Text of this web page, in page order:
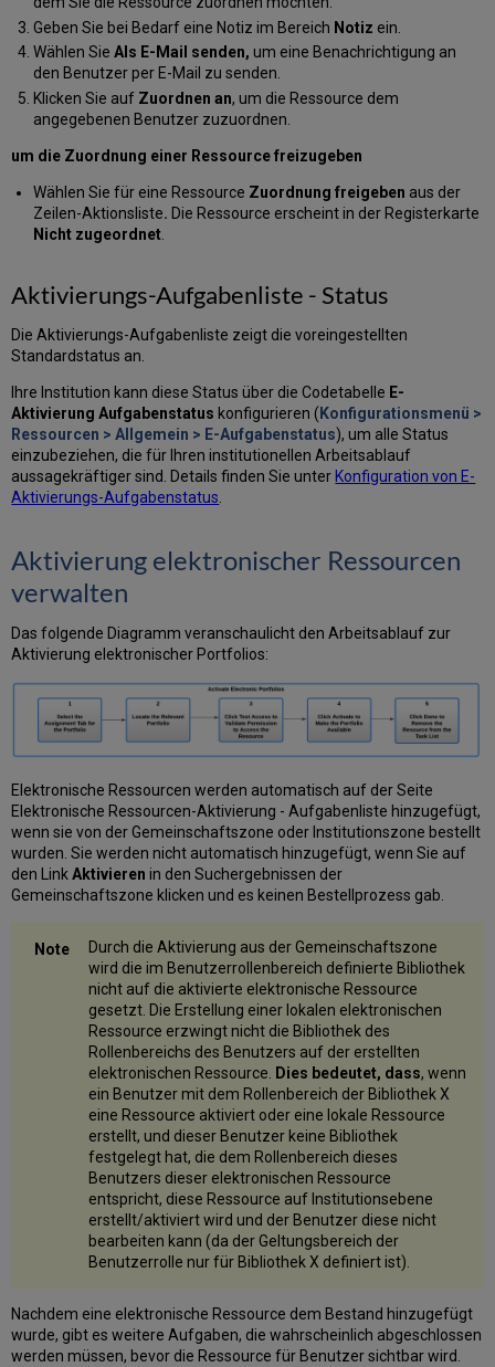
Geben Sie bei Bedarf eine Notiz im Bereich Notiz ein.
Wählen Sie Als E-Mail senden, um eine Benachrichtigung an
den Benutzer per E-Mail zu senden.
Klicken Sie auf Zuordnen an, um die Ressource dem
angegebenen Benutzer zuzuordnen.
um die Zuordnung einer Ressource freizugeben
Wählen Sie für eine Ressource Zuordnung freigeben aus der
Zeilen-Aktionsliste. Die Ressource erscheint in der Registerkarte
Nicht zugeordnet.
Aktivierungs-Aufgabenliste - Status
Die Aktivierungs-Aufgabenliste zeigt die voreingestellten
Standardstatus an.
Ihre Institution kann diese Status über die Codetabelle E-
Aktivierung Aufgabenstatus konfigurieren ( Konfigurationsmenü >
Ressourcen > Allgemein > E-Aufgabenstatus), um alle Status
einzubeziehen, die für Ihren institutionellen Arbeitsablauf
aussagekräftiger sind. Details finden Sie unter Konfiguration von E-
Aktivierungs-Aufgabenstatus
Aktivierung elektronischer Ressourcen
verwalten
Das folgende Diagramm veranschaulicht den Arbeitsablauf zur
Aktivierung elektronischer Portfolios:
Elektronische Ressourcen werden automatisch auf der Seite
Elektronische Ressourcen-Aktivierung - Aufgabenliste hinzugefügt,
wenn sie von der Gemeinschaftszone oder Institutionszone bestellt
wurden. Sie werden nicht automatisch hinzugefügt, wenn Sie auf
den LinkAktivieren in den Suchergebnissen der
Gemeinschaftszone klicken und es keinen Bestellprozess gab.
Durch die Aktivierung aus der Gemeinschaftszone
wird die im Benutzerrollenbereich definierte Bibliothek
nicht auf die aktivierte elektronische Ressource
gesetzt. Die Erstellung einer lokalen elektronischen
Ressource erzwingt nicht die Bibliothek des
Rollenbereichs des Benutzers auf der erstellten
elektronischen Ressource. Dies bedeutet, dass, wenn
ein Benutzer mit dem Rollenbereich der Bibliothek X
eine Ressource aktiviert oder eine lokale Ressource
erstellt, und dieser Benutzer keine Bibliothek
festgelegt hat, die dem Rollenbereich dieses
Benutzers dieser elektronischen Ressource
entspricht, diese Ressource auf Institutionsebene
erstellt/aktiviert wird und der Benutzer diese nicht
bearbeiten kann (da der Geltungsbereich der
Benutzerrolle nur für Bibliothek X definiert ist).
Nachdem eine elektronische Ressource dem Bestand hinzugefügt
wurde, gibt es weitere Aufgaben, die wahrscheinlich abgeschlossen
werden müssen, bevor die Ressource für Benutzer sichtbar wird.